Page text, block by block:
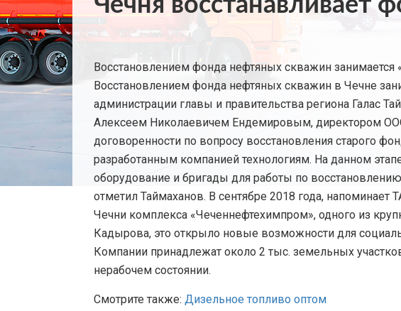
Восстановлением фонда нефтяных скважин занимается
Восстановлением фонда нефтяных скважин в Чечне
администрации главы и правительства региона Галас
Алексеем Николаевичем Ендемировым, директором ООО
договоренности по вопросу восстановления старого
разработанным компанией технологиям. На данном
оборудование и бригады для работы по
отметил Таймаханов. В сентябре 2018 года,
Чечни комплекса «Чеченнефтехимпром», одного из
Кадырова, это открыло новые возможности для
Компании принадлежат около 2 тыс. земельных
нерабочем состоянии.
Смотрите также: Дизельное топливо оптом